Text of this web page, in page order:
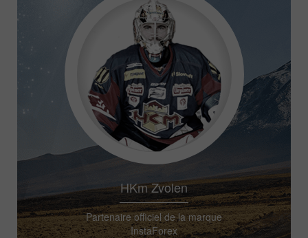
HKm Zvolen
Partenaire officiel de la marque
InstaForex